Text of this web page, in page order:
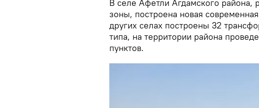
В селе Афетли Агдамского района,
зоны, построена новая
других селах построены 32
типа, на территории района
пунктов.